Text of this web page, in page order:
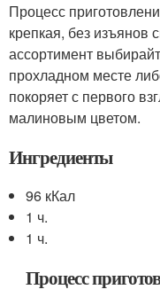
Процесс
крепкая, без изъянов
ассортимент
прохладном месте
покоряет с первого
малиновым цветом.
Ингредиенты
96 кКал
1 ч.
1 ч.
Процесс